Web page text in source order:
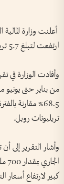
أعلنت وزارة
ارتفعت لتبلغ 5.7 تريليونات روبل (حوالي 64 مليار دولار).
وأفادت الوزارة في
من يناير حتى
تريليونات روبل.
وأشار التقرير إلى
كبير لارتفاع